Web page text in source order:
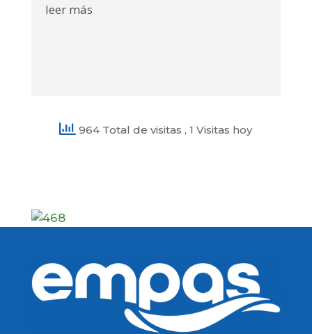
leer más
964 Total de visitas, 1 Visitas hoy